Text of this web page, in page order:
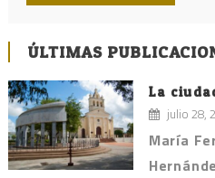
ÚLTIMAS
La
julio 28,
María